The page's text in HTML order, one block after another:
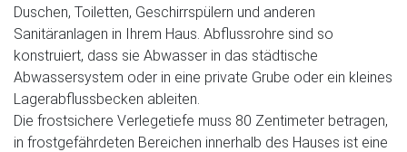
Jetzt den Assistenten starten!
Duschen, Toiletten, Geschirrspülern und anderen
Sanitäranlagen in Ihrem Haus. Abflussrohre sind so
konstruiert, dass sie Abwasser in das städtische
Abwassersystem oder in eine private Grube oder ein kleines
Lagerabflussbecken ableiten.
Die frostsichere Verlegetiefe muss 80 Zentimeter betragen,
in frostgefährdeten Bereichen innerhalb des Hauses ist eine